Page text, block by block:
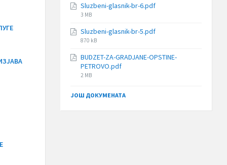
Sluzbeni-glasnik-br-6.pdf
File
3 MB
Sluzbeni-glasnik-br-5.pdf
File
870 kB
BUDZET-ZA-GRADJANE-OPSTINE-
PETROVO.pdf
File
2 MB
ЈОШ ДОКУМЕНАТА